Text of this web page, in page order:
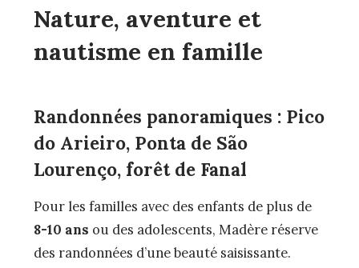
Nature, aventure et
nautisme en famille
Randonnées panoramiques : Pico
do Arieiro, Ponta de São
Lourenço, forêt de Fanal
Pour les familles avec des enfants de plus de
8-10 ans ou des adolescents, Madère réserve
des randonnées d’une beauté saisissante.